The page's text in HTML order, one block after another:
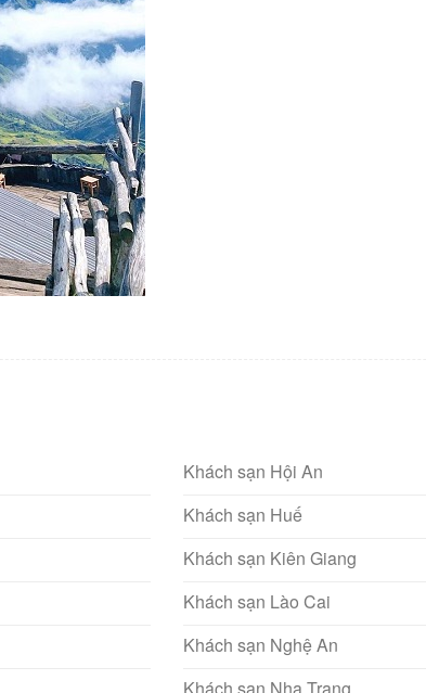
Khách sạn Hội An
Khách sạn Huế
Khách sạn Kiên Giang
Khách sạn Lào Cai
Khách sạn Nghệ An
Khách sạn Nha Trang